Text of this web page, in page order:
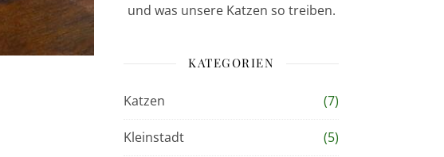
und was unsere Katzen so treiben.
KATEGORIEN
Katzen (7)
Kleinstadt (5)